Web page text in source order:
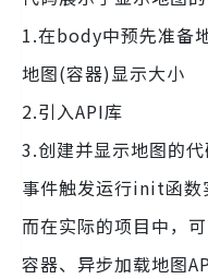
1.在body中预先准备
地图(容器)显示大小
2.引入API库
3.创建并显示地图的
事件触发运行init函数
而在实际的项目中，
容器、异步加载地图